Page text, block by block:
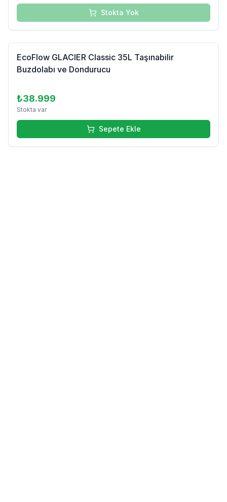
Stokta Yok
EcoFlow GLACIER Classic 35L Taşınabilir
Buzdolabı ve Dondurucu
₺38.999
Stokta var
Sepete Ekle